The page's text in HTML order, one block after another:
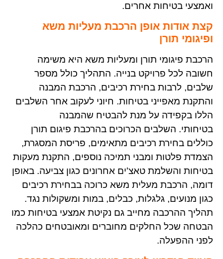
ואמצעי בטיחות אחרים.
קצת אודות אופן הרכבת מעליות משא
ופיגומי תורן
הרכבת פיגומי תורן ומעליות משא היא משימה
חשובה לכל פרויקט בנייה. התהליך כולל מספר
שלבים, לרבות בחירת רכיבים, הרכבת המבנה
והתקנת מאפייני בטיחות. חיוני לעקוב אחר השלבים
הללו בקפידה על מנת להבטיח שהמבנה
בטיחותי. השלבים הכרוכים בהרכבת פיגום תורן
כוללים בחירת רכיבים מתאימים, פריסת המסגרת,
הצמדת פלטות ומבני תמיכה נוספים, התקנת מעקות
בטיחות והשלמת טאצ'ים אחרונים כגון צביעה. באופן
דומה, הרכבת מעלית משא כרוכה בבחירת רכיבים
כגון מנועים, גלגלות, כבלים, במות ומשקולות נגד.
תהליך ההרכבה מחייב גם נקיטת אמצעי בטיחות כמו
הבטחה שכל החלקים מחוברים ומאובטחים כהלכה
לפני ההפעלה.